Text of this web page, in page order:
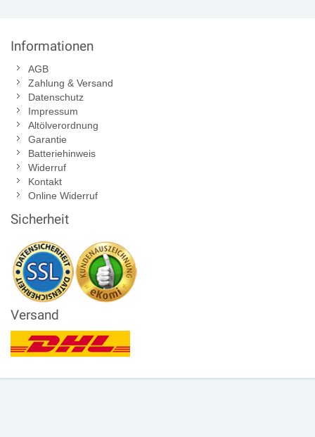
Informationen
AGB
Zahlung & Versand
Datenschutz
Impressum
Altölverordnung
Garantie
Batteriehinweis
Widerruf
Kontakt
Online Widerruf
Sicherheit
Versand